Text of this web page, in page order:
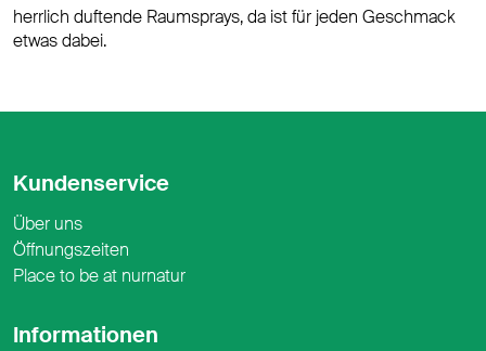
herrlich duftende Raumsprays, da ist für jeden Geschmack
etwas dabei.
Kundenservice
Über uns
Öffnungszeiten
Place to be at nurnatur
Informationen